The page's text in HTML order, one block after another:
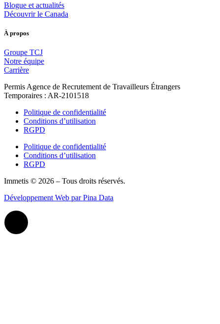
Blogue et actualités
Découvrir le Canada
À propos
Groupe TCJ
Notre équipe
Carrière
Permis Agence de Recrutement de Travailleurs Étrangers
Temporaires : AR-2101518
Politique de confidentialité
Conditions d’utilisation
RGPD
Politique de confidentialité
Conditions d’utilisation
RGPD
Immetis © 2026 – Tous droits réservés.
Développement Web par Pina Data